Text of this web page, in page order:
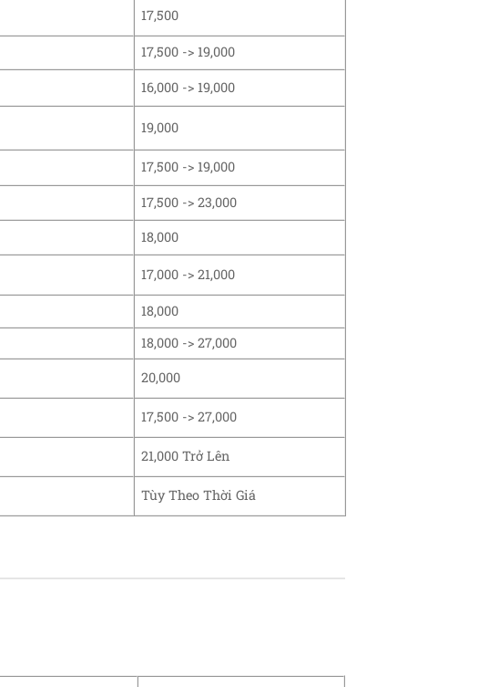
17,500
17,500 -> 19,000
16,000 -> 19,000
19,000
17,500 -> 19,000
17,500 -> 23,000
18,000
17,000 -> 21,000
18,000
18,000 -> 27,000
20,000
17,500 -> 27,000
21,000 Trở Lên
Tùy Theo Thời Giá